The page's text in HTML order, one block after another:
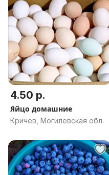
4.50 р.
Яйцо домашние
Кричев, Могилевская обл.